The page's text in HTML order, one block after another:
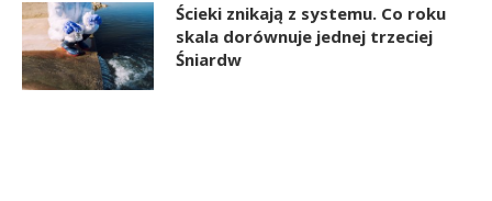
Ścieki znikają z systemu. Co roku
skala dorównuje jednej trzeciej
Śniardw